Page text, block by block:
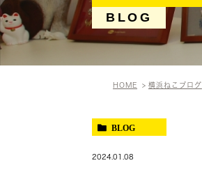
BLOG
HOME 横浜ねこブログ
BLOG
2024.01.08